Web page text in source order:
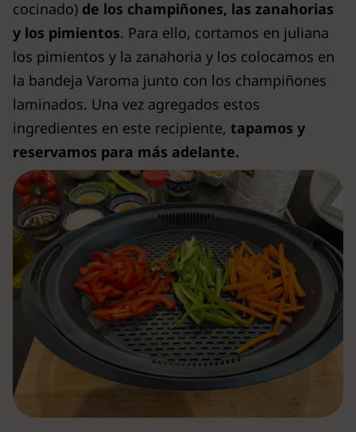
cocinado) de los champiñones, las zanahorias
y los pimientos. Para ello, cortamos en juliana
los pimientos y la zanahoria y los colocamos en
la bandeja Varoma junto con los champiñones
laminados. Una vez agregados estos
ingredientes en este recipiente, tapamos y
reservamos para más adelante.